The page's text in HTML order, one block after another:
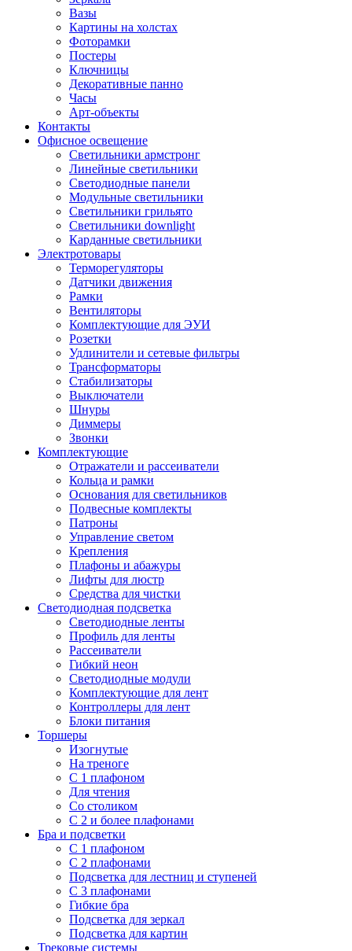
Вазы
Картины на холстах
Фоторамки
Постеры
Ключницы
Декоративные панно
Часы
Арт-объекты
Контакты
Офисное освещение
Светильники армстронг
Линейные светильники
Светодиодные панели
Модульные светильники
Светильники грильято
Светильники downlight
Карданные светильники
Электротовары
Терморегуляторы
Датчики движения
Рамки
Вентиляторы
Комплектующие для ЭУИ
Розетки
Удлинители и сетевые фильтры
Трансформаторы
Стабилизаторы
Выключатели
Шнуры
Диммеры
Звонки
Комплектующие
Отражатели и рассеиватели
Кольца и рамки
Основания для светильников
Подвесные комплекты
Патроны
Управление светом
Крепления
Плафоны и абажуры
Лифты для люстр
Средства для чистки
Светодиодная подсветка
Светодиодные ленты
Профиль для ленты
Рассеиватели
Гибкий неон
Светодиодные модули
Комплектующие для лент
Контроллеры для лент
Блоки питания
Торшеры
Изогнутые
На треноге
С 1 плафоном
Для чтения
Со столиком
С 2 и более плафонами
Бра и подсветки
С 1 плафоном
С 2 плафонами
Подсветка для лестниц и ступеней
С 3 плафонами
Гибкие бра
Подсветка для зеркал
Подсветка для картин
Трековые системы